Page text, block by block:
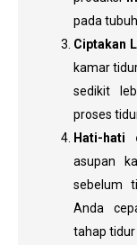
pada
Ciptakan
kamar
sedikit
proses
Hati-hati
asupan
sebelum
Anda
tahap tidur